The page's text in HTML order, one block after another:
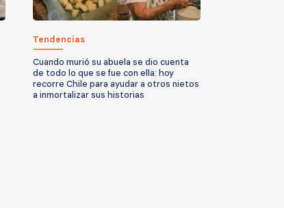
Tendencias
Cuando murió su abuela se dio cuenta
de todo lo que se fue con ella: hoy
recorre Chile para ayudar a otros nietos
a inmortalizar sus historias